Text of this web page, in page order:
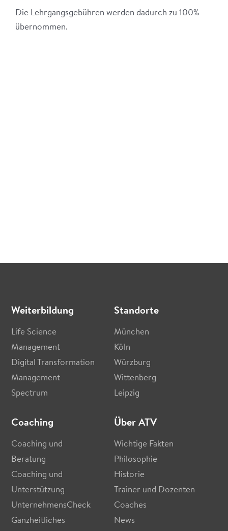
Die Lehrgangsgebühren werden dadurch zu 100%
übernommen.
Weiterbildung
Life Science
Management
Digital Transformation
Management
Spectrum
Coaching
Coaching und
Beratung
Coaching und
Unterstützung
UnternehmensCheck
Ganzheitliches
Standorte
München
Köln
Würzburg
Wittenberg
Leipzig
Über ATV
Wichtige Fakten
Philosophie
Historie
Trainer und Dozenten
Coaches
News